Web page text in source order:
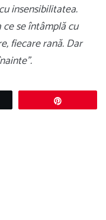
insensibilitatea.
se întâmplă cu
fiecare rană. Dar